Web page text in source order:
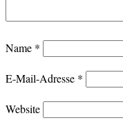
Name *
E-Mail-Adresse *
Website